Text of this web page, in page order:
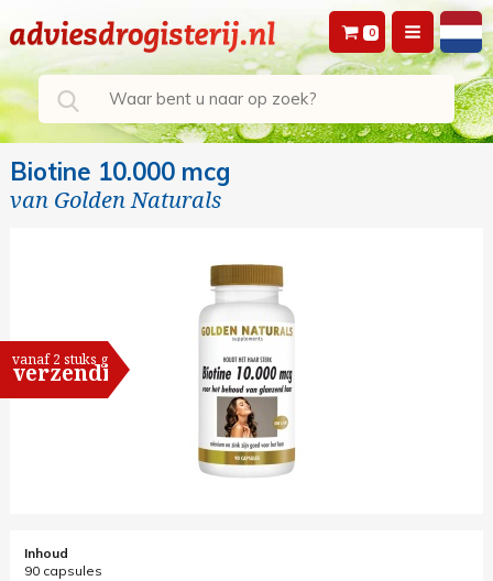
0
Biotine 10.000 mcg
van Golden Naturals
vanaf 2 stuks gratis
verzending
Inhoud
90 capsules